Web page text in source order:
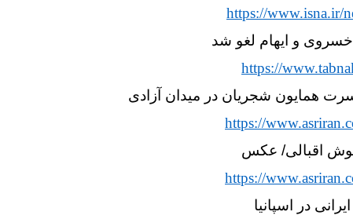
https://www.isna.ir/
و ایهام لغو شد
https://
همایون شجریان در میدان آزادی
https://
اقبالی/ عکس
https://
در اسپانیا